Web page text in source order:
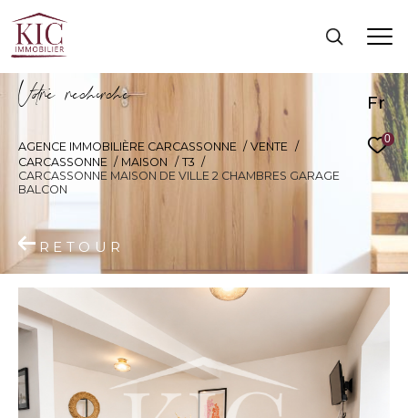
Fr
0
Vore recece
AGENCE IMMOBILIÈRE CARCASSONNE
VENTE
CARCASSONNE
MAISON
T3
CARCASSONNE MAISON DE VILLE 2 CHAMBRES GARAGE
BALCON
RETOUR